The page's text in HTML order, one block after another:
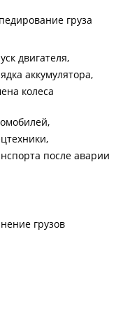
груза
двигателя
аккумулятора
колеса
после аварии
грузов